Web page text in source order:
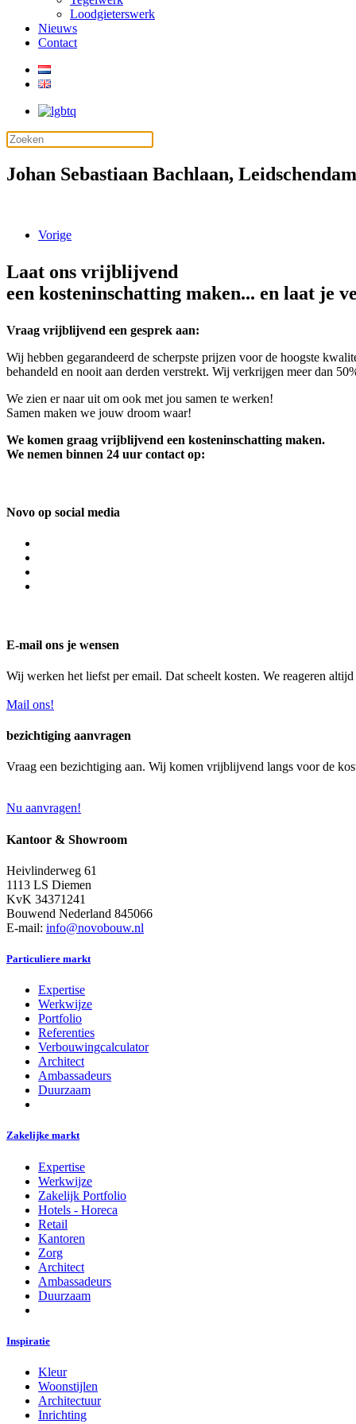
Loodgieterswerk
Nieuws
Contact
Johan Sebastiaan Bachlaan, Leidschendam
Vorige
Laat ons vrijblijvend
een kosteninschatting maken... en laat je
Vraag vrijblijvend een gesprek aan:
Wij hebben gegarandeerd de scherpste prijzen voor de hoogste
behandeld en nooit aan derden verstrekt. Wij verkrijgen meer dan
We zien er naar uit om ook met jou samen te werken!
Samen maken we jouw droom waar!
We komen graag vrijblijvend een kosteninschatting maken.
We nemen binnen 24 uur contact op:
Novo op social media
E-mail ons je wensen
Wij werken het liefst per email. Dat scheelt kosten. We reageren
Mail ons!
bezichtiging aanvragen
Vraag een bezichtiging aan. Wij komen vrijblijvend langs voor de
Nu aanvragen!
Kantoor & Showroom
Heivlinderweg 61
1113 LS Diemen
KvK 34371241
Bouwend Nederland 845066
E-mail: info@novobouw.nl
Particuliere markt
Expertise
Werkwijze
Portfolio
Referenties
Verbouwingcalculator
Architect
Ambassadeurs
Duurzaam
Zakelijke markt
Expertise
Werkwijze
Zakelijk Portfolio
Hotels - Horeca
Retail
Kantoren
Zorg
Architect
Ambassadeurs
Duurzaam
Inspiratie
Kleur
Woonstijlen
Architectuur
Inrichting